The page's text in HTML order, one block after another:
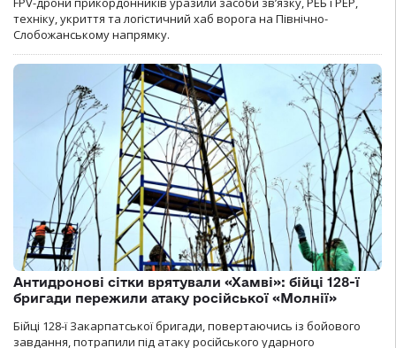
техніку, укриття та логістичний хаб ворога на Північно-
Слобожанському напрямку.
Антидронові сітки врятували «Хамві»: бійці 128-ї
бригади пережили атаку російської «Молнії»
Бійці 128-ї Закарпатської бригади, повертаючись із бойового
завдання, потрапили під атаку російського ударного